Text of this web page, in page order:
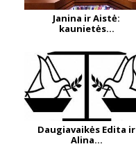
Janina ir Aistė:
kaunietės...
Daugiavaikės Edita ir
Alina...